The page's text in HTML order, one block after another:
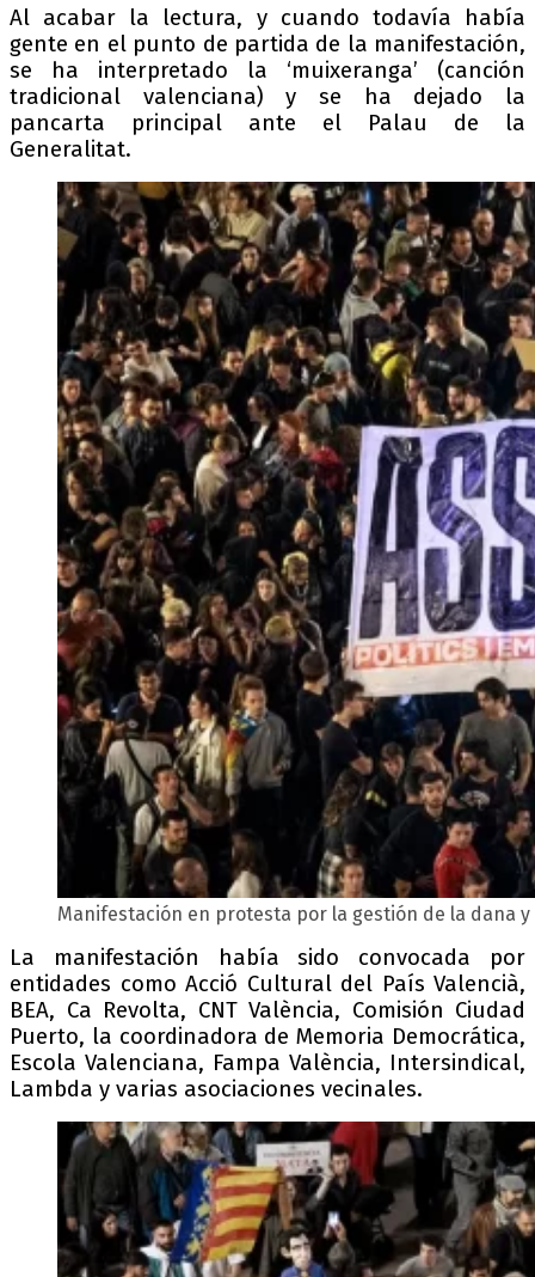
Al acabar la lectura, y cuando todavía había
gente en el punto de partida de la manifestación,
se ha interpretado la ‘muixeranga’ (canción
tradicional valenciana) y se ha dejado la
pancarta principal ante
el Palau de la
Generalitat.
Manifestación en protesta por la gestión de la dana y
La manifestación había sido convocada por
entidades como Acció Cultural del País Valencià,
BEA, Ca Revolta, CNT València, Comisión Ciudad
Puerto, la coordinadora de Memoria Democrática,
Escola Valenciana, Fampa València, Intersindical,
Lambda y varias asociaciones vecinales.